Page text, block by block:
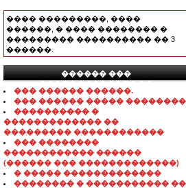
���� ���������, ����
������, � ���� �������� �
��������� ���������� �� 3
������.
������ ���
���������������
��� ������ ������.
��� ������ �����
���������� �
������������� ��
��������� ������������
��� ��������
������������ ������
(������ ��� �������������)
� ����� �������������
�������� � ����������� ��